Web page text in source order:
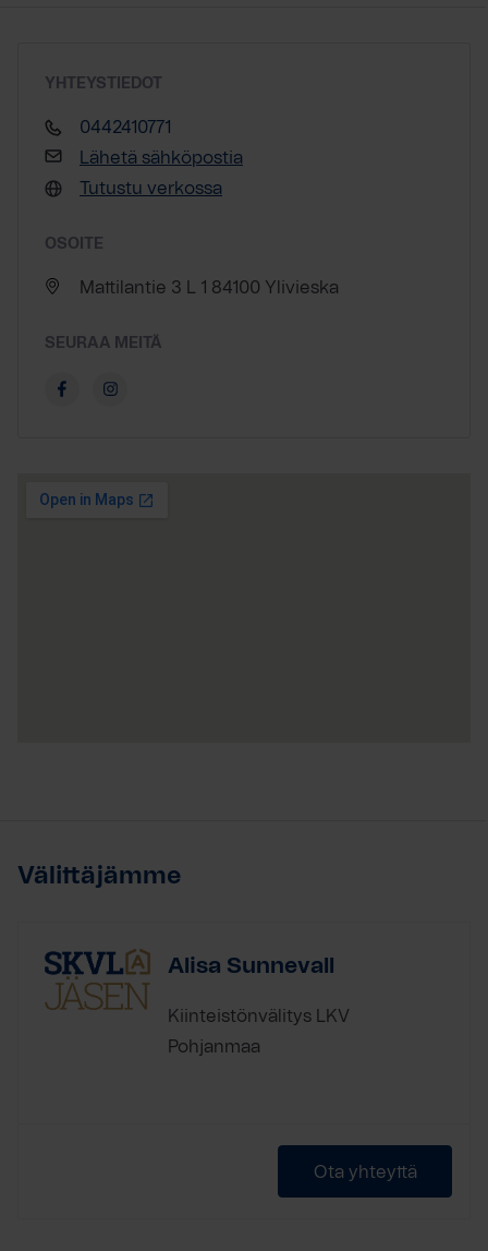
YHTEYSTIEDOT
0442410771
Lähetä sähköpostia
Tutustu verkossa
OSOITE
Mattilantie 3 L 1 84100 Ylivieska
SEURAA MEITÄ
Välittäjämme
Alisa Sunnevall
Kiinteistönvälitys LKV
Pohjanmaa
Ota yhteyttä